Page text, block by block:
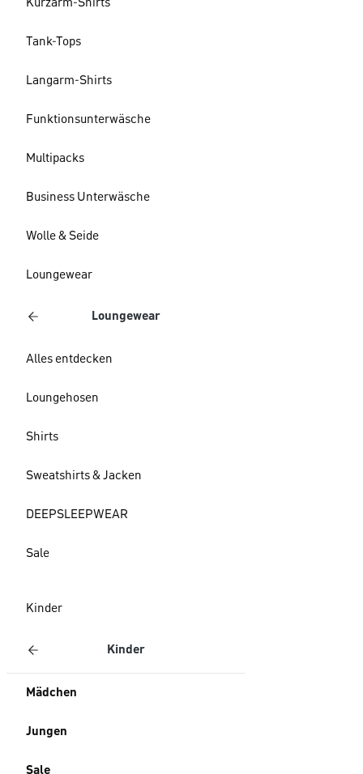
Kurzarm-Shirts
Tank-Tops
Langarm-Shirts
Funktionsunterwäsche
Multipacks
Business Unterwäsche
Wolle & Seide
Loungewear
Loungewear
Alles entdecken
Loungehosen
Shirts
Sweatshirts & Jacken
DEEPSLEEPWEAR
Sale
Kinder
Kinder
Mädchen
Jungen
Sale